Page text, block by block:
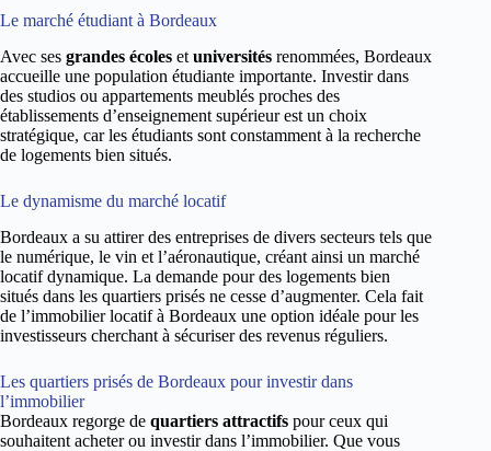
Le marché étudiant à Bordeaux
Avec ses grandes écoles et universités renommées, Bordeaux
accueille une population étudiante importante. Investir dans
des studios ou appartements meublés proches des
établissements d’enseignement supérieur est un choix
stratégique, car les étudiants sont constamment à la recherche
de logements bien situés.
Le dynamisme du marché locatif
Bordeaux a su attirer des entreprises de divers secteurs tels que
le numérique, le vin et l’aéronautique, créant ainsi un marché
locatif dynamique. La demande pour des logements bien
situés dans les quartiers prisés ne cesse d’augmenter. Cela fait
de l’immobilier locatif à Bordeaux une option idéale pour les
investisseurs cherchant à sécuriser des revenus réguliers.
Les quartiers prisés de Bordeaux pour investir dans
l’immobilier
Bordeaux regorge de quartiers attractifs pour ceux qui
souhaitent acheter ou investir dans l’immobilier. Que vous